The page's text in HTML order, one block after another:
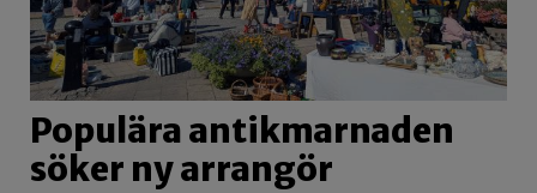
Populära antikmarnaden
söker ny arrangör